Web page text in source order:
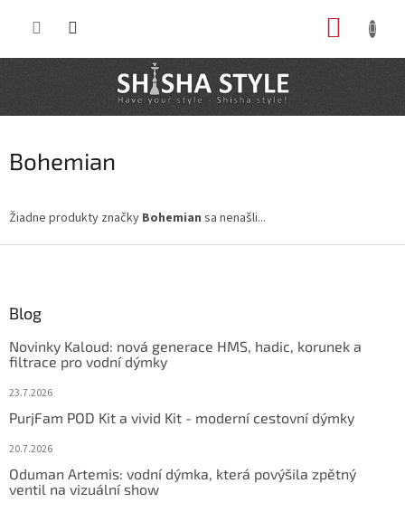
Bohemian
Žiadne produkty značky Bohemian sa nenašli...
Blog
Novinky Kaloud: nová generace HMS, hadic, korunek a
filtrace pro vodní dýmky
23.7.2026
PurjFam POD Kit a vivid Kit - moderní cestovní dýmky
20.7.2026
Oduman Artemis: vodní dýmka, která povýšila zpětný
ventil na vizuální show